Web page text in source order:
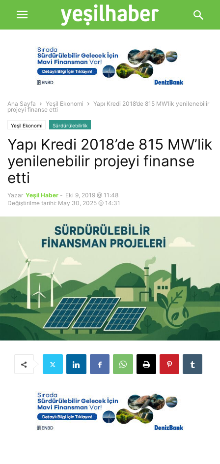
Ana Sayfa Yeşil Ekonomi
Yapı Kredi 2018’de 815 MW’lik yenilenebilir
projeyi finanse etti
Yeşil Ekonomi Sürdürülebilirlik
Yapı Kredi 2018’de 815 MW’lik
yenilenebilir projeyi finanse
etti
Yazar Yeşil Haber - Eki 9, 2019 @ 11:48
Değiştirilme tarihi: May 30, 2025 @ 14:31